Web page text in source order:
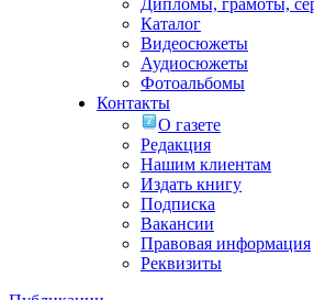
Дипломы, грамоты,
Каталог
Видеосюжеты
Аудиосюжеты
Фотоальбомы
Контакты
О газете
Редакция
Нашим клиентам
Издать книгу
Подписка
Вакансии
Правовая информация
Реквизиты